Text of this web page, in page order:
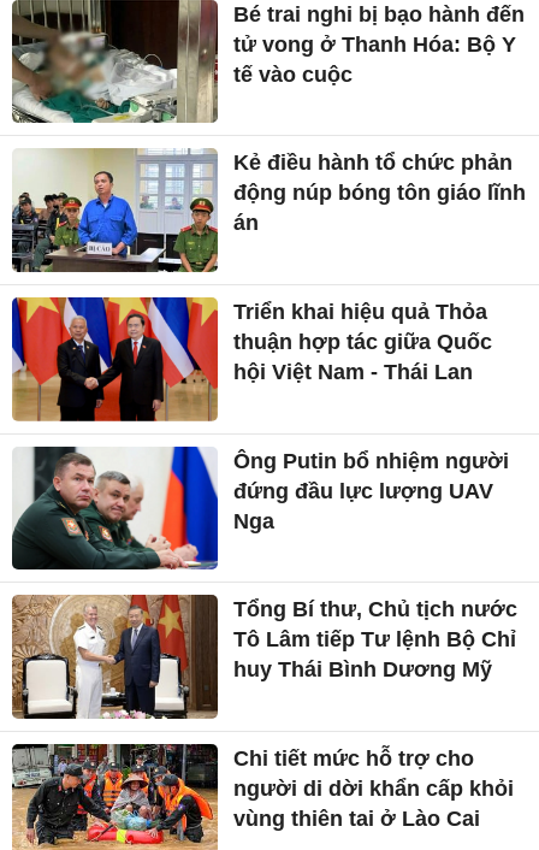
Bé trai nghi bị bạo hành đến
tử vong ở Thanh Hóa: Bộ Y
tế vào cuộc
Kẻ điều hành tổ chức phản
động núp bóng tôn giáo lĩnh
án
Triển khai hiệu quả Thỏa
thuận hợp tác giữa Quốc
hội Việt Nam - Thái Lan
Ông Putin bổ nhiệm người
đứng đầu lực lượng UAV
Nga
Tổng Bí thư, Chủ tịch nước
Tô Lâm tiếp Tư lệnh Bộ Chỉ
huy Thái Bình Dương Mỹ
Chi tiết mức hỗ trợ cho
người di dời khẩn cấp khỏi
vùng thiên tai ở Lào Cai